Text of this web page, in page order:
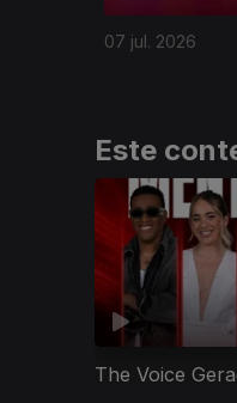
07 jul. 2026
Este
The Voice